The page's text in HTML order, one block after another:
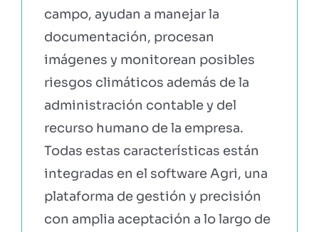
campo, ayudan a manejar la
documentación, procesan
imágenes y monitorean posibles
riesgos climáticos además de la
administración contable y del
recurso humano de la empresa.
Todas estas características están
integradas en el software Agri, una
plataforma de gestión y precisión
con amplia aceptación a lo largo de